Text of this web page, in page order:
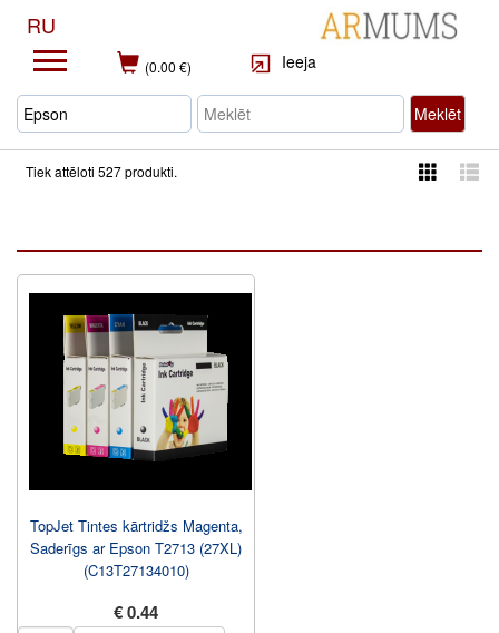
RU
(0.00 €) Ieeja
Meklēt
Tiek attēloti 527 produkti.
TopJet Tintes kārtridžs Magenta,
Saderīgs ar Epson T2713 (27XL)
(C13T27134010)
€ 0.44